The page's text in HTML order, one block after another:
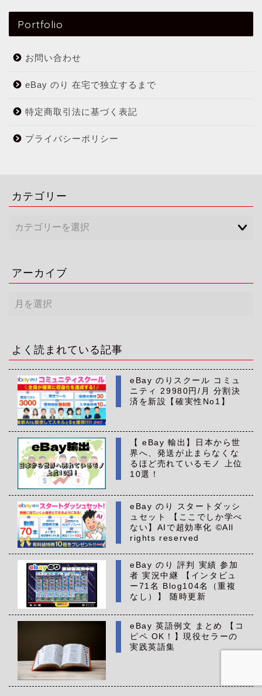
Portfolio
お問い合わせ
eBay のり 在宅で独立するまで
特定商取引法に基づく表記
プライバシーポリシー
カテゴリー
アーカイブ
ー
ブ
よく読まれている記事
eBay のりスクール コミュ
ニティ 29980円/月 分割決
済を新設【確実性No1】
【 eBay 輸出】日本から世
界へ、発送が止まらなくな
るほど売れているモノ 上位
10選！
eBay のり スタートダッシ
ュセット 【ここでしか学べ
ない】AIで超効率化 ©All
rights reserved
eBay のり 評判 実績 参加
者 実況中継 【インタビュ
ー71名 Blog104名（重複
なし）】 随時更新
eBay 英語例文 まとめ 【コ
ピペ OK！】現役セラーの
実践英語集